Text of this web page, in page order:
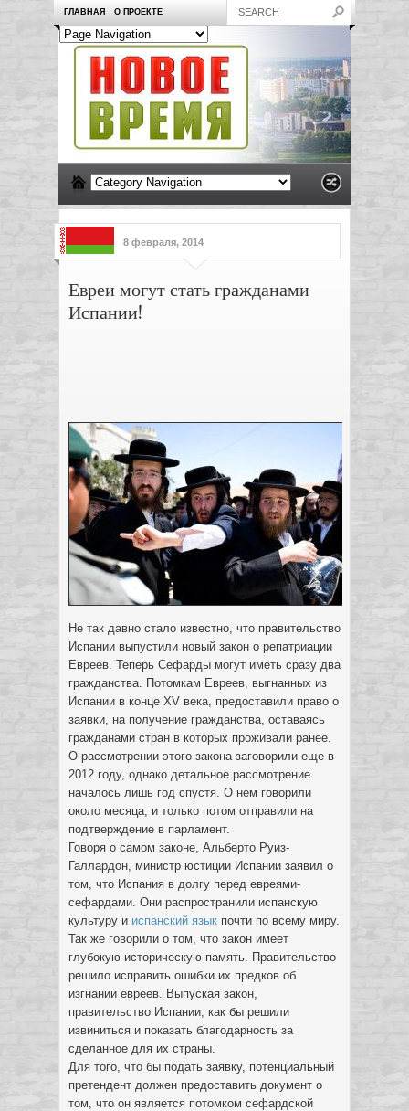
ГЛАВНАЯ О ПРОЕКТЕ
8 февраля, 2014
Евреи могут стать гражданами
Испании!
Не так давно стало известно, что правительство
Испании выпустили новый закон о репатриации
Евреев. Теперь Сефарды могут иметь сразу два
гражданства. Потомкам Евреев, выгнанных из
Испании в конце XV века, предоставили право о
заявки, на получение гражданства, оставаясь
гражданами стран в которых проживали ранее.
О рассмотрении этого закона заговорили еще в
2012 году, однако детальное рассмотрение
началось лишь год спустя. О нем говорили
около месяца, и только потом отправили на
подтверждение в парламент.
Говоря о самом законе, Альберто Руиз-
Галлардон, министр юстиции Испании заявил о
том, что Испания в долгу перед евреями-
сефардами. Они распространили испанскую
культуру и испанский язык почти по всему миру.
Так же говорили о том, что закон имеет
глубокую историческую память. Правительство
решило исправить ошибки их предков об
изгнании евреев. Выпуская закон,
правительство Испании, как бы решили
извиниться и показать благодарность за
сделанное для их страны.
Для того, что бы подать заявку, потенциальный
претендент должен предоставить документ о
том, что он является потомком сефардской